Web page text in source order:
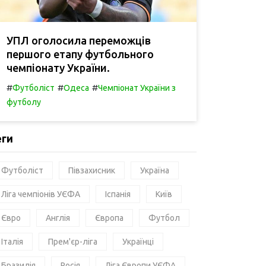
УПЛ оголосила переможців
першого етапу футбольного
чемпіонату України.
#Футболіст #Одеса #Чемпіонат України з
футболу
Футболіст Півзахисник Україна
Ліга чемпіонів УЄФА Іспанія Київ
Євро Англія Європа Футбол
Італія Прем'єр-ліга Українці